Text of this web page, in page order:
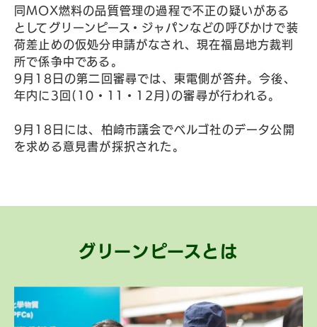
同MOX燃料の品質管理の過程で不正の疑いがある
としてグリーンピース・ジャパンなどの呼びかけで装
荷差止めの仮処分申請がなされ、現在福島地方裁判
所で係争中である。
9月18日の第二回審尋では、東電側が答弁。今後、
年内に3回(10・11・12月)の審尋が行われる。
9月18日には、柏崎市議会でベルゴ社のデータ公開
を求める意見書が採択された。
グリーンピースとは